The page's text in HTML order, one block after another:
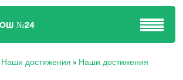
№24
Наши достижения » Наши достижения